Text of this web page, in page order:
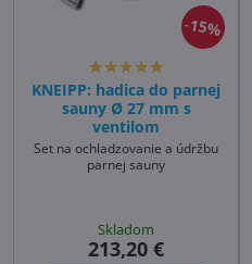
15%
KNEIPP: hadica do parnej
sauny Ø 27 mm s
ventilom
Set na ochladzovanie a údržbu
parnej sauny
Skladom
213,20 €